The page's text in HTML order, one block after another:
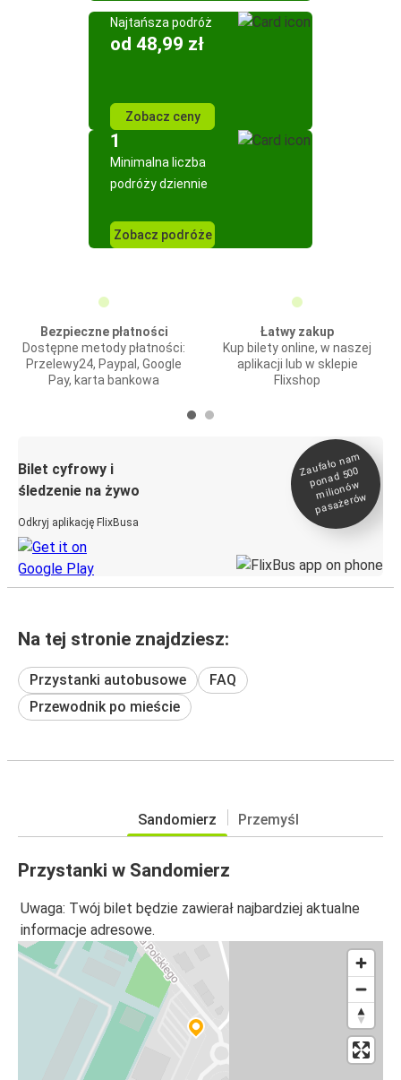
Najtańsza podróż
od 48,99 zł
Zobacz ceny
1
Minimalna liczba
podróży dziennie
Zobacz podróże
Bezpieczne płatności
Dostępne metody płatności:
Przelewy24, Paypal, Google
Pay, karta bankowa
Łatwy zakup
Kup bilety online, w naszej
aplikacji lub w sklepie
Flixshop
Bilet cyfrowy i
śledzenie na żywo
Odkryj aplikację FlixBusa
Zaufało na
m
ponad 500
milionó
w
pasażeró
w
Na tej stronie znajdziesz:
Przystanki autobusowe
FAQ
Przewodnik po mieście
Sandomierz Przemyśl
Przystanki w Sandomierz
Uwaga: Twój bilet będzie zawierał najbardziej aktualne
informacje adresowe.